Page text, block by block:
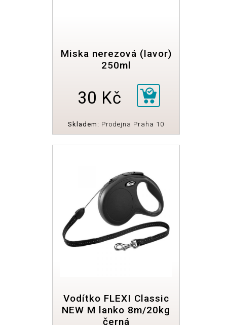
Miska nerezová (lavor)
250ml
30 Kč
Skladem: Prodejna Praha 10
Vodítko FLEXI Classic
NEW M lanko 8m/20kg
černá